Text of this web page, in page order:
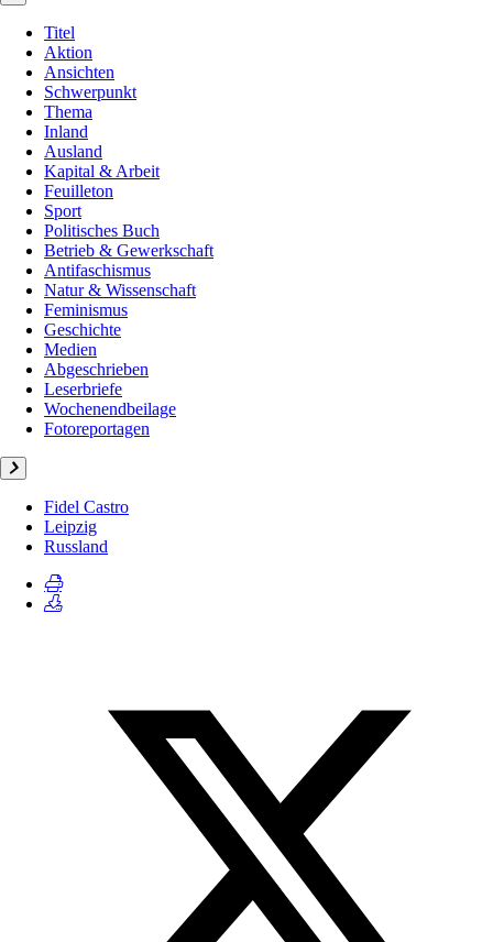
Titel
Aktion
Ansichten
Schwerpunkt
Thema
Inland
Ausland
Kapital & Arbeit
Feuilleton
Sport
Politisches Buch
Betrieb & Gewerkschaft
Antifaschismus
Natur & Wissenschaft
Feminismus
Geschichte
Medien
Abgeschrieben
Leserbriefe
Wochenendbeilage
Fotoreportagen
Fidel Castro
Leipzig
Russland